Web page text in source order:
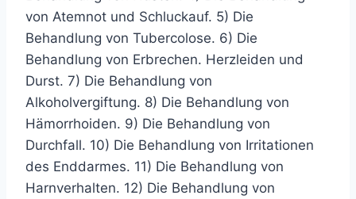
von Atemnot und Schluckauf. 5) Die
Behandlung von Tubercolose. 6) Die
Behandlung von Erbrechen. Herzleiden und
Durst. 7) Die Behandlung von
Alkoholvergiftung. 8) Die Behandlung von
Hämorrhoiden. 9) Die Behandlung von
Durchfall. 10) Die Behandlung von Irritationen
des Enddarmes. 11) Die Behandlung von
Harnverhalten. 12) Die Behandlung von